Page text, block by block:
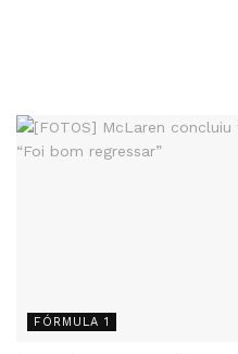
FÓRMULA 1